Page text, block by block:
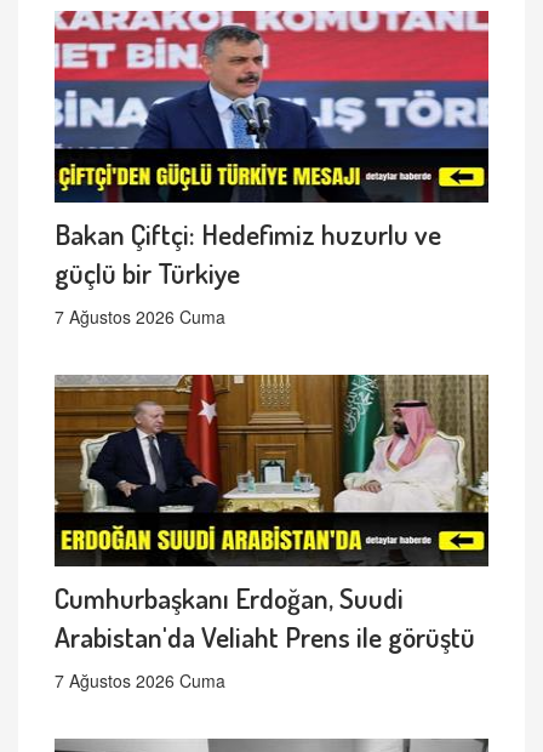
Bakan Çiftçi: Hedefimiz huzurlu ve
güçlü bir Türkiye
7 Ağustos 2026 Cuma
Cumhurbaşkanı Erdoğan, Suudi
Arabistan'da Veliaht Prens ile görüştü
7 Ağustos 2026 Cuma